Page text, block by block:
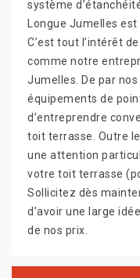
système
Longue Jumelles
C’est tout l’intérêt
comme notre
Jumelles. De par
équipements de
d’entreprendre
toit terrasse. Outre
une attention
votre toit terrasse
Sollicitez dès
d’avoir une large
de nos prix.